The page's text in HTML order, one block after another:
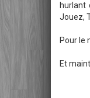
hurlant
Jouez,
Pour le
Et